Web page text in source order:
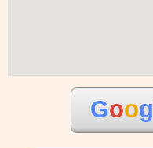
Goog